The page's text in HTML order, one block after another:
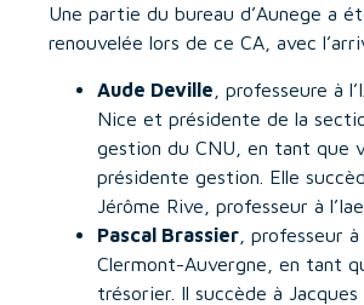
Une partie du bureau d’Aunege a
renouvelée lors de ce CA, avec
Aude Deville , professeure à
Nice et présidente de la
gestion du CNU, en tant que
présidente gestion. Elle
Jérôme Rive, professeur à
Pascal Brassier , professeur à
Clermont-Auvergne, en tant
trésorier. Il succède à Jacques